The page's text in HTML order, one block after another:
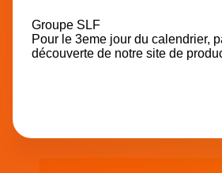
Groupe SLF
Pour le 3eme jour du calendrier,
découverte de notre site de